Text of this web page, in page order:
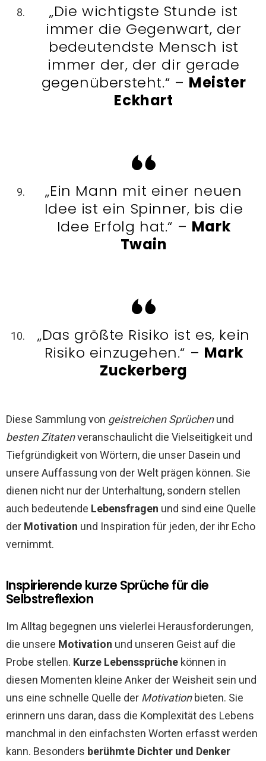
„Die wichtigste Stunde ist
immer die Gegenwart, der
bedeutendste Mensch ist
immer der, der dir gerade
gegenübersteht.“ – Meister
Eckhart
„Ein Mann mit einer neuen
Idee ist ein Spinner, bis die
Idee Erfolg hat.“ – Mark
Twain
„Das größte Risiko ist es, kein
Risiko einzugehen.“ – Mark
Zuckerberg
Diese Sammlung von geistreichen Sprüchenund
besten Zitatenveranschaulicht die Vielseitigkeit und
Tiefgründigkeit von Wörtern, die unser Dasein und
unsere Auffassung von der Welt prägen können. Sie
dienen nicht nur der Unterhaltung, sondern stellen
auch bedeutende Lebensfragen und sind eine Quelle
der Motivation und Inspiration für jeden, der ihr Echo
vernimmt.
Inspirierende kurze Sprüche für die
Selbstreflexion
Im Alltag begegnen uns vielerlei Herausforderungen,
die unsere Motivation und unseren Geist auf die
Probe stellen. Kurze Lebenssprüche können in
diesen Momenten kleine Anker der Weisheit sein und
uns eine schnelle Quelle der Motivationbieten. Sie
erinnern uns daran, dass die Komplexität des Lebens
manchmal in den einfachsten Worten erfasst werden
kann. Besonders berühmte Dichter und Denker